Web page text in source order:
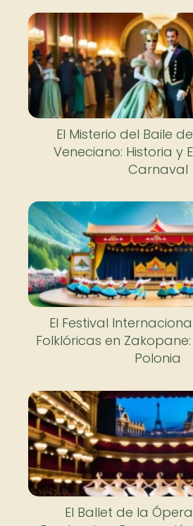
El Misterio del Baile
Veneciano: Historia y
Carnaval
El Festival
Folklóricas en
Polonia
El Ballet de la